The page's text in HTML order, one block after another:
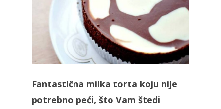
Fantastična milka torta koju nije
potrebno peći, što Vam štedi